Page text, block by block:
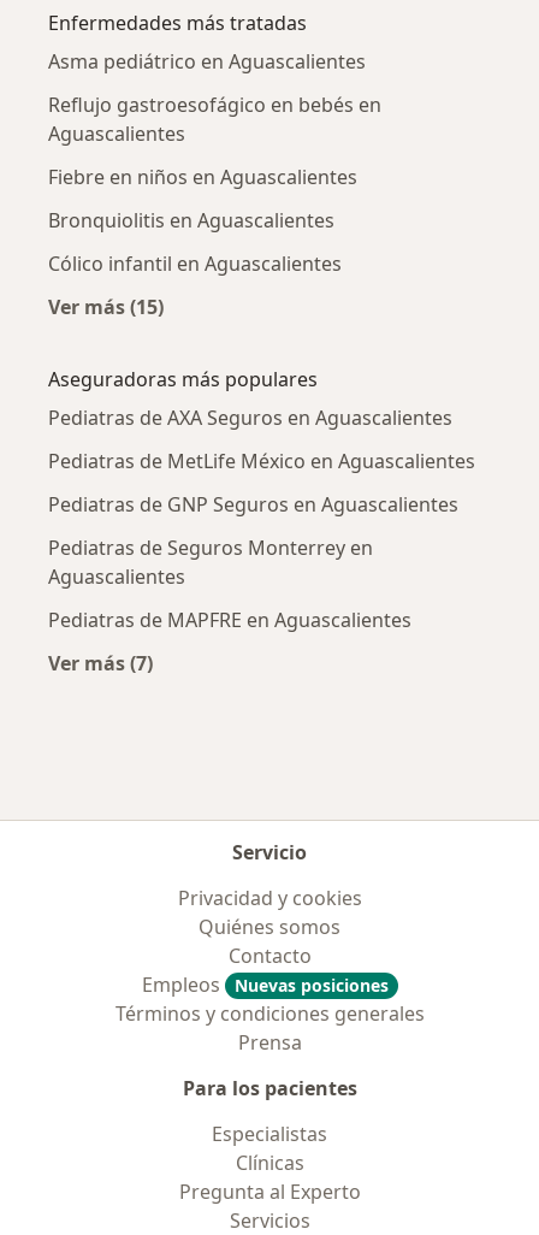
Enfermedades más tratadas
Asma pediátrico en Aguascalientes
Reflujo gastroesofágico en bebés en
Aguascalientes
Fiebre en niños en Aguascalientes
Bronquiolitis en Aguascalientes
Cólico infantil en Aguascalientes
Ver más (15)
Aseguradoras más populares
Pediatras de AXA Seguros en Aguascalientes
Pediatras de MetLife México en Aguascalientes
Pediatras de GNP Seguros en Aguascalientes
Pediatras de Seguros Monterrey en
Aguascalientes
Pediatras de MAPFRE en Aguascalientes
Ver más (7)
Servicio
Privacidad y cookies
Quiénes somos
Contacto
Empleos
Nuevas posiciones
Términos y condiciones generales
Prensa
Para los pacientes
Especialistas
Clínicas
Pregunta al Experto
Servicios